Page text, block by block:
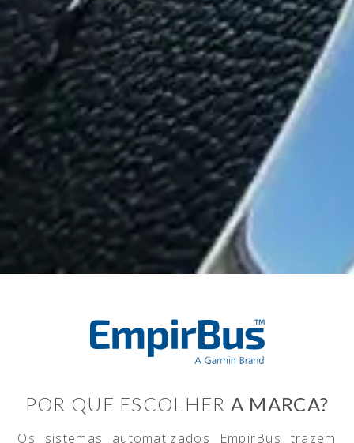
POR QUE ESCOLHER A MARCA?
Os sistemas automatizados EmpirBus trazem